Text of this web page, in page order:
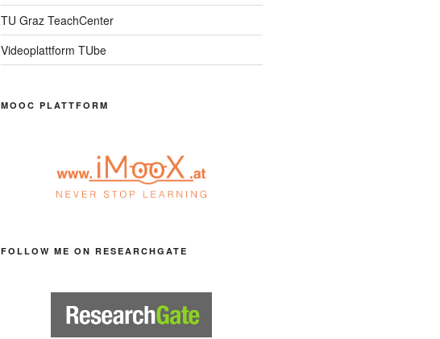
TU Graz TeachCenter
Videoplattform TUbe
MOOC PLATTFORM
FOLLOW ME ON RESEARCHGATE